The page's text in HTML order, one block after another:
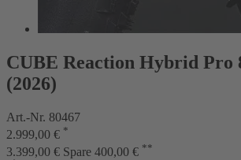
CUBE Reaction Hybrid Pro
(2026)
Art.-Nr. 80467
2.999,00 € *
3.399,00 € Spare 400,00 € **